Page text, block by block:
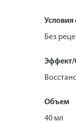
Условия
Без
Эффект/
Объем
40 мл